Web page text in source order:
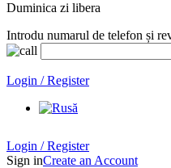
Duminica zi libera
Introdu numarul de telefon și
Login / Register
Login / Register
Sign inCreate an Account